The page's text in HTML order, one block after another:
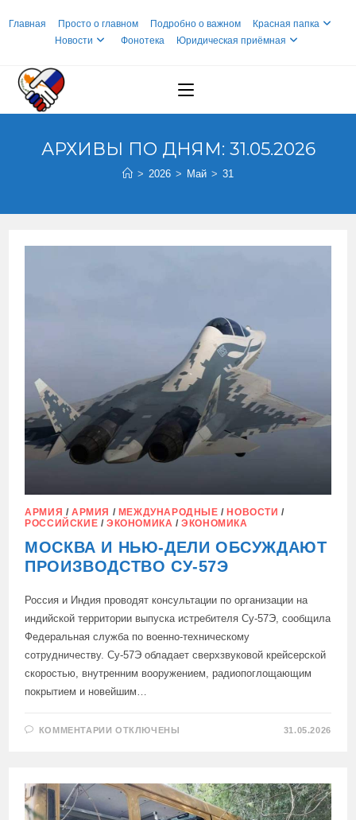
Главная Просто о главном Подробно о важном
Красная папка
Новости
Фонотека Юридическая приёмная
АРХИВЫ ПО ДНЯМ: 31.05.2026
> 2026 > Май > 31
АРМИЯ /АРМИЯ / МЕЖДУНАРОДНЫЕ / НОВОСТИ /
РОССИЙСКИЕ /ЭКОНОМИКА /ЭКОНОМИКА
МОСКВА И НЬЮ-ДЕЛИ ОБСУЖДАЮТ
ПРОИЗВОДСТВО СУ-57Э
Россия и Индия проводят консультации по организации на
индийской территории выпуска истребителя Су-57Э, сообщила
Федеральная служба по военно-техническому
сотрудничеству. Су-57Э обладает сверхзвуковой крейсерской
скоростью, внутренним вооружением, радиопоглощающим
покрытием и новейшим…
КОММЕНТАРИИ К
ДЕЛИ
ОБСУЖДАЮТ
ПРОИЗВОДСТВО
СУ-57Э
ОТКЛЮЧЕНЫ 31.05.2026